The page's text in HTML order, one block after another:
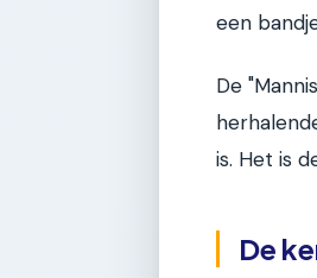
een
De
is. Het is
De